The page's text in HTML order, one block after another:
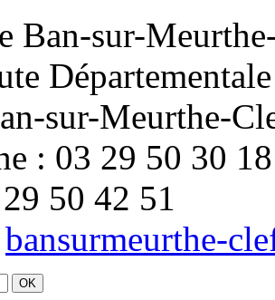
Ban-sur-
sur-Meurthe-
: 03 29 50 30 18
50 42 51
bansurmeurthe-